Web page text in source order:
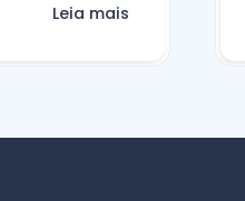
Leia mais